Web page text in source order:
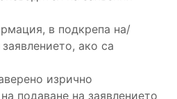
в подкрепа на/
ако са
изрично
подаване на заявлението